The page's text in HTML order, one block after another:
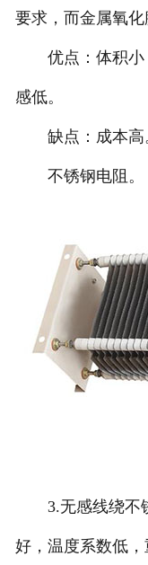
要求，而金属氧化
优点：体积小
感低。
缺点：成本高
不锈钢电阻。
3.无感线绕不锈
好，温度系数低